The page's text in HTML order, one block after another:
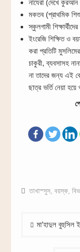
নাযেরা (দেখে কুরআন
মকতব (প্রাথমিক শিশু
স্কুলগামী
ইংরেজি শিক্ষিত ও
করা প্রতিটি
চাকুরী, ব্যবসাসহ
না তাদের জন্য এই
ছাত্র ভর্তি নেয়া
তাখাস্সুস, বয়স্ক,
মা’হাদুল বুহুসিল